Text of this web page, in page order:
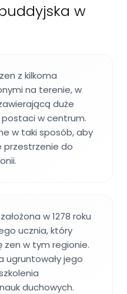
w
z kilkoma
na terenie, w
duże
w centrum.
w taki sposób, aby
przestrzenie do
w 1278 roku
ucznia, który
zen w tym regionie.
ugruntowały jego
duchowych.